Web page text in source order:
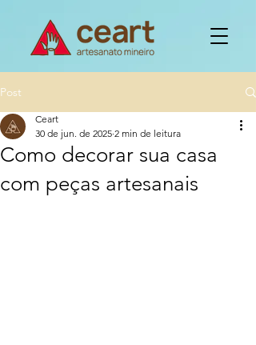
Post
Como decorar sua casa
com peças artesanais
Ceart
30 de jun. de 2025 2 min de leitura